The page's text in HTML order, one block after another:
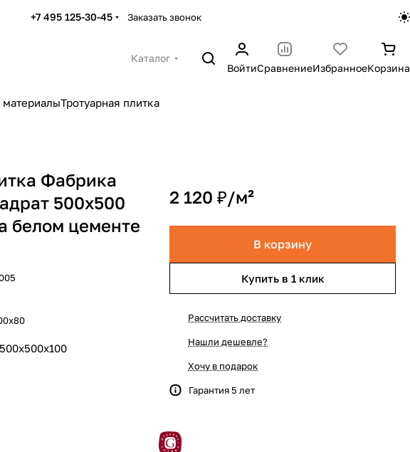
+7 495 125-30-45 Заказать звонок
Каталог
ВойтиСравнениеИзбранноеКорзина
Тротуарная плитка
Фабрика
500x500
белом цементе
500x500x100
2 120 ₽/м²
В корзину
Купить в 1 клик
Рассчитать доставку
Нашли дешевле?
Хочу в подарок
Гарантия 5 лет